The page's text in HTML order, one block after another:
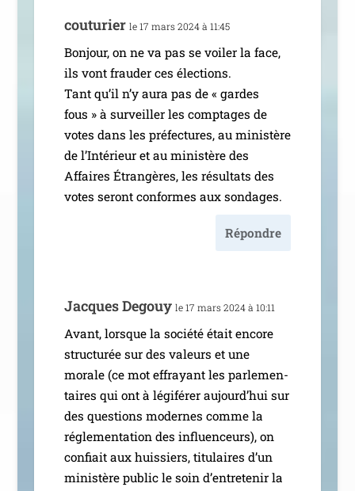
cou­tu­rier le 17 mars 2024 à 11:45
Bonjour, on ne va pas se voi­ler la face,
ils vont frau­der ces élec­tions.
Tant qu’il n’y aura pas de « gardes
fous » à sur­veiller les comp­tages de
votes dans les pré­fec­tures, au minis­tère
de l’Intérieur et au minis­tère des
Affaires Étrangères, les résul­tats des
votes seront conformes aux sondages.
Répondre
Jacques Degouy le 17 mars 2024 à 10:11
Avant, lorsque la socié­té était encore
struc­tu­rée sur des valeurs et une
morale (ce mot effrayant les par­le­men­
taires qui ont à légi­fé­rer aujourd’­hui sur
des ques­tions modernes comme la
régle­men­ta­tion des influen­ceurs), on
confiait aux huis­siers, titu­laires d’un
minis­tère public le soin d’en­tre­te­nir la